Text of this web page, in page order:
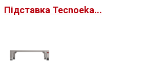
Підставка Tecnoeka...